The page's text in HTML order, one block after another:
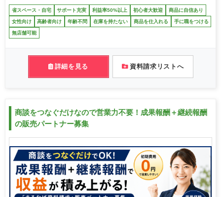
省スペース・自宅 サポート充実 利益率50%以上 初心者大歓迎 商品に自信あり
女性向け 高齢者向け 年齢不問 在庫を持たない 商品を仕入れる 手に職をつける
無店舗可能
詳細を見る 資料請求リストへ
商談をつなぐだけなので営業力不要！成果報酬＋継続報酬
の販売パートナー募集